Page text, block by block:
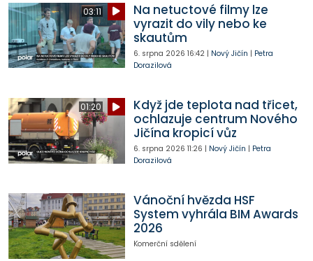
03:11
Na netuctové filmy lze
vyrazit do vily nebo ke
skautům
6. srpna 2026 16:42| Nový Jičín | Petra
Dorazilová
01:20
Když jde teplota nad třicet,
ochlazuje centrum Nového
Jičína kropicí vůz
6. srpna 2026 11:26 | Nový Jičín | Petra
Dorazilová
Vánoční hvězda HSF
System vyhrála BIM Awards
2026
Komerční sdělení